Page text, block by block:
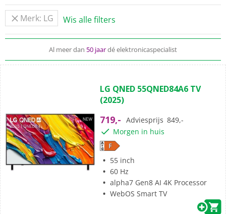
Merk: LG Wis alle filters
Gratis bezorgden we nemen je oude TV desgewenst mee
We kunnen je nieuwe TV ook
Al meer dan 50 jaardé elektronicaspecialist
van
de
sterren.
LG QNED 55QNED84A6 TV
(2025)
719,- Adviesprijs 849,-
Morgen in huis
55 inch
60 Hz
alpha7 Gen8 AI 4K Processor
WebOS Smart TV